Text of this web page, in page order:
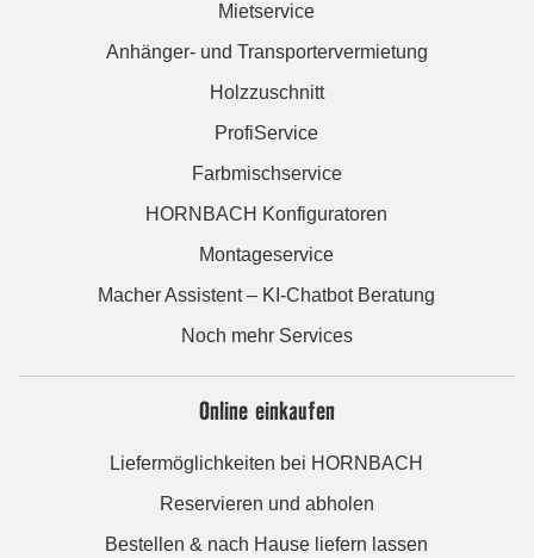
Mietservice
Anhänger- und Transportervermietung
Holzzuschnitt
ProfiService
Farbmischservice
HORNBACH Konfiguratoren
Montageservice
Macher Assistent – KI-Chatbot Beratung
Noch mehr Services
Online einkaufen
Liefermöglichkeiten bei HORNBACH
Reservieren und abholen
Bestellen & nach Hause liefern lassen